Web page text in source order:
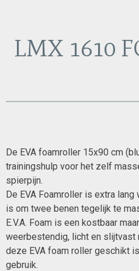
LMX 1610
De EVA foamroller 15x90 cm
trainingshulp voor het zelf
spierpijn.
De EVA Foamroller is extra
is om twee benen tegelijk te
E.V.A. Foam is een kostbaar
weerbestendig, licht en slijtvast
deze EVA foam roller geschikt
gebruik.